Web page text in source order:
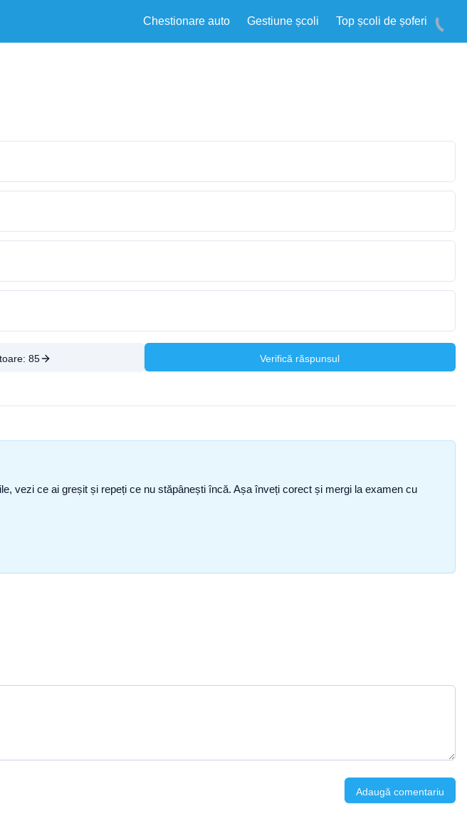
Chestionare auto Gestiune școli Top școli de șoferi
85 Verifică răspunsul
vezi ce ai greșit și repeți ce nu stăpânești încă. Așa înveți corect și mergi la examen cu
Adaugă comentariu